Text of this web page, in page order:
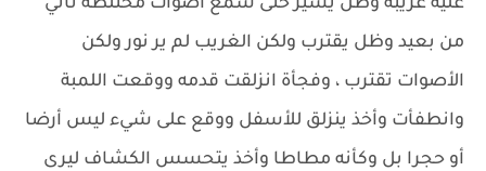
عليه غريبة وظل يسير حتى سمع أصوات مختلطة تأتي
من بعيد وظل يقترب ولكن الغريب لم ير نور ولكن
الأصوات تقترب ، وفجأة انزلقت قدمه ووقعت اللمبة
وانطفأت وأخذ ينزلق للأسفل ووقع على شيء ليس أرضا
أو حجرا بل وكأنه مطاطا وأخذ يتحسس الكشاف ليرى